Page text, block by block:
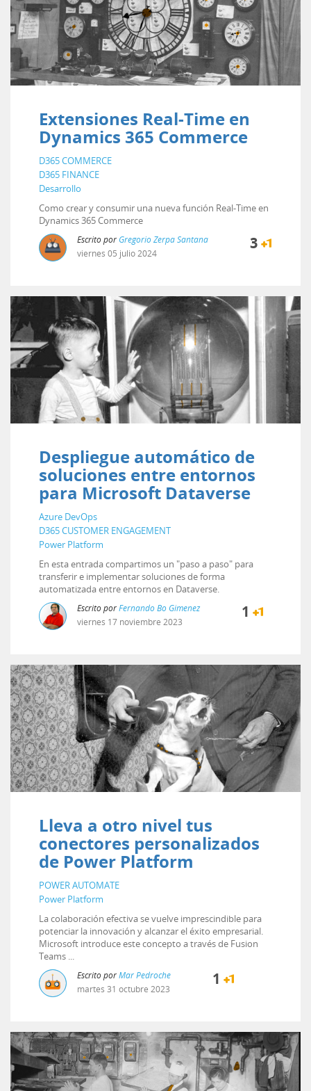
Extensiones Real-Time en
Dynamics 365 Commerce
D365 COMMERCE
D365 FINANCE
Desarrollo
Como crear y consumir una nueva función Real-Time en
Dynamics 365 Commerce
Escrito por Gregorio Zerpa Santana
viernes 05 julio2024
3
Despliegue automático de
soluciones entre entornos
para Microsoft Dataverse
Azure DevOps
D365 CUSTOMER ENGAGEMENT
Power Platform
En esta entrada compartimos un "paso a paso" para
transferir e implementar soluciones de forma
automatizada entre entornos en Dataverse.
Escrito porFernando Bo Gimenez
viernes 17 noviembre 2023
1
Lleva a otro nivel tus
conectores personalizados
de Power Platform
POWER AUTOMATE
Power Platform
La colaboración efectiva se vuelve imprescindible para
potenciar la innovación y alcanzar el éxito empresarial.
Microsoft introduce este concepto a través de Fusion
Teams ...
Escrito porMar Pedroche
martes 31 octubre 2023
1